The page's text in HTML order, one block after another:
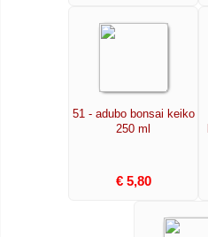
51 - adubo bonsai keiko
250 ml
€ 5,80